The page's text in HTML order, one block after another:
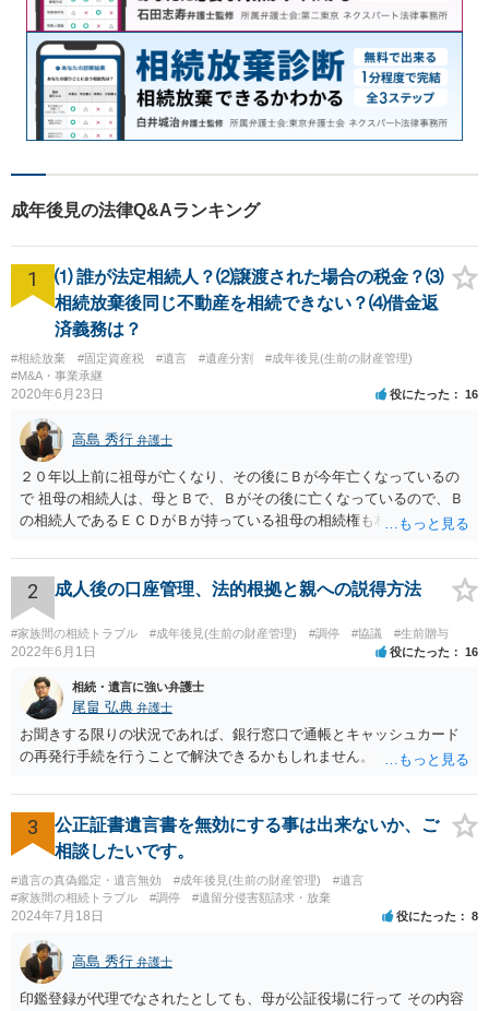
成年後見の法律Q&Aランキング
1
⑴ 誰が法定相続人？⑵譲渡された場合の税金？⑶
相続放棄後同じ不動産を相続できない？⑷借金返
済義務は？
#相続放棄 #固定資産税 #遺言 #遺産分割
#成年後見(生前の財産管理)
#M&A・事業承継
2020年6月23日 役にたった 16
高島 秀行 弁護士
２０年以上前に祖母が亡くなり、その後にＢが今年亡くなっているの
で 祖母の相続人は、母とＢで、Ｂがその後に亡くなっているので、Ｂ
の相続人であるＥＣＤがＢが持っている祖母の相続権も相続すること
Ｅも行う必要があります。 Ｂの配偶者であるＥは常にＢの相続人とな
ります。
2 成人後の口座管理、法的根拠と親への説得方法
#家族間の相続トラブル #成年後見(生前の財産管理) #調停 #協議 #生前贈与
2022年6月1日 役にたった 16
相続・遺言に強い弁護士
尾畠 弘典 弁護士
お聞きする限りの状況であれば、銀行窓口で通帳とキャッシュカード
の再発行手続を行うことで解決できるかもしれません。
3
公正証書遺言書を無効にする事は出来ないか、ご
相談したいです。
#遺言の真偽鑑定・遺言無効 #成年後見(生前の財産管理)
#遺言
#家族間の相続トラブル
#調停 #遺留分侵害額請求・放棄
2024年7月18日 役にたった 8
高島 秀行 弁護士
印鑑登録が代理でなされたとしても、母が公証役場に行って その内容